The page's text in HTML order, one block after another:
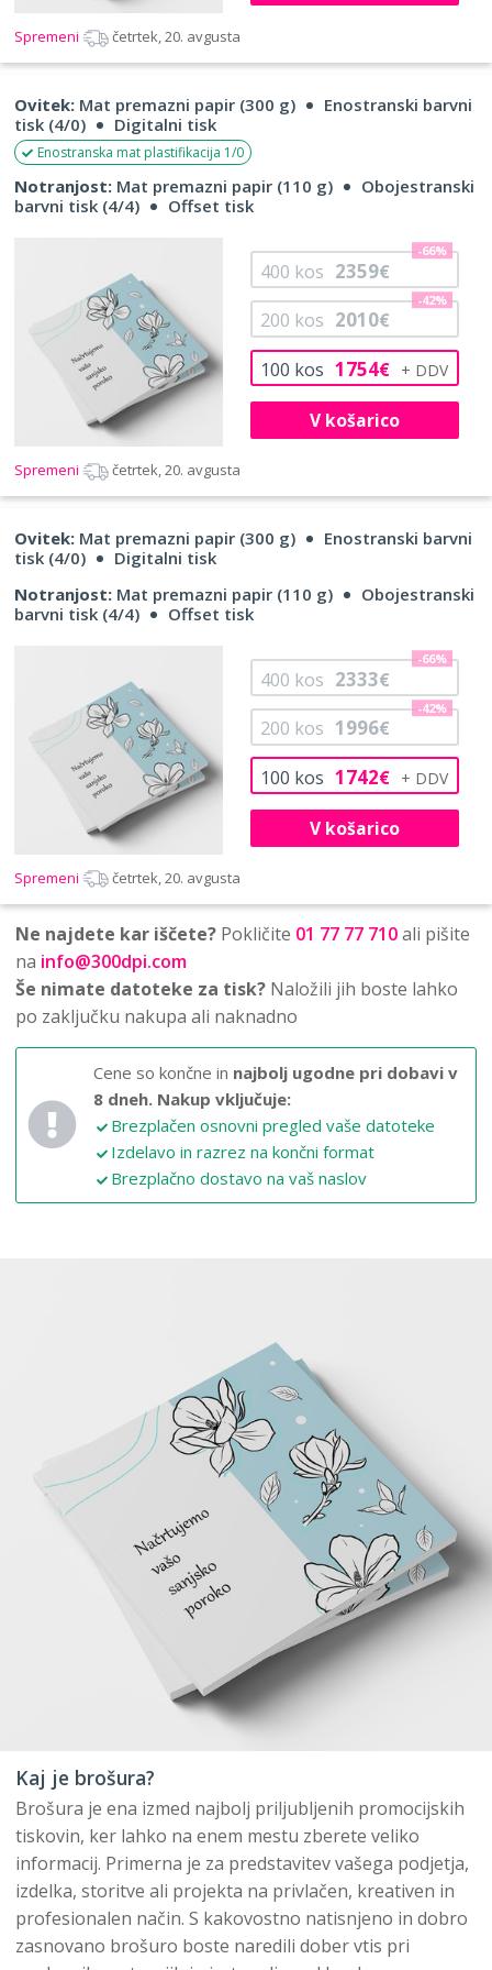
Spremeni četrtek, 20. avgusta
Ovitek: Mat premazni papir (300 g)
Enostranski barvni
tisk (4/0)
Digitalni tisk
Enostranska mat plastifikacija 1/0
Notranjost: Mat premazni papir (110 g)
Obojestranski
barvni tisk (4/4)
Offset tisk
100 kos 1754€
200 kos 2010€
-42%
400 kos 2359€
-66%
V košarico
Spremeni četrtek, 20. avgusta
Ovitek: Mat premazni papir (300 g)
Enostranski barvni
tisk (4/0)
Digitalni tisk
Notranjost: Mat premazni papir (110 g)
Obojestranski
barvni tisk (4/4)
Offset tisk
100 kos 1742€
200 kos 1996€
-42%
400 kos 2333€
-66%
V košarico
Spremeni četrtek, 20. avgusta
Ne najdete kar iščete? Pokličite 01 77 77 710ali pišite
na info@300dpi.com
Še nimate datoteke za tisk? Naložili jih boste lahko
po zaključku nakupa ali naknadno
Cene so končne in najbolj ugodne pri dobavi v
8 dneh. Nakup vključuje:
Brezplačen osnovni pregled vaše datoteke
Izdelavo in razrez na končni format
Brezplačno dostavo na vaš naslov
Kaj je brošura?
Brošura je ena izmed najbolj priljubljenih promocijskih
tiskovin, ker lahko na enem mestu zberete veliko
informacij. Primerna je za predstavitev vašega podjetja,
izdelka, storitve ali projekta na privlačen, kreativen in
profesionalen način. S kakovostno natisnjeno in dobro
zasnovano brošuro boste naredili dober vtis pri